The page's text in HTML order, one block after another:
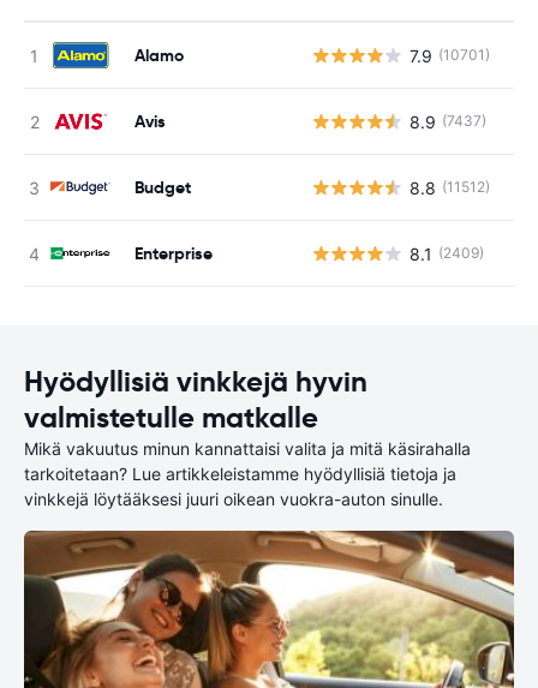
Alamo 7.9 (10701)
Avis 8.9 (7437)
Budget 8.8 (11512)
Enterprise 8.1 (2409)
Hyödyllisiä vinkkejä hyvin
valmistetulle matkalle
Mikä vakuutus minun kannattaisi valita ja mitä käsirahalla
tarkoitetaan? Lue artikkeleistamme hyödyllisiä tietoja ja
vinkkejä löytääksesi juuri oikean vuokra-auton sinulle.